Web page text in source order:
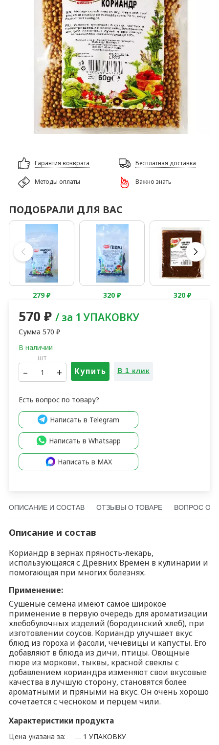
Гарантия возврата Бесплатная доставка
Методы оплаты Важно знать
ПОДОБРАЛИ ДЛЯ ВАС
279₽ 320₽ 320₽
570 ₽ / за 1 УПАКОВКУ
Сумма 570 ₽
шт
– + Купить В 1 клик
Есть вопрос по товару?
Написать в Telegram
Написать в Whatsapp
Написать в MAX
ОПИСАНИЕ И СОСТАВ ОТЗЫВЫ О ТОВАРЕ ВОПРОС О
Описание и состав
Кориандр в зернах пряность-лекарь,
использующаяся с Древних Времен в кулинарии и
помогающая при многих болезнях.
Применение:
Сушеные семена имеют самое широкое
применение в первую очередь для ароматизации
хлебобулочных изделий (бородинский хлеб), при
изготовлении соусов. Кориандр улучшает вкус
блюд из гороха и фасоли, чечевицы и капусты. Его
добавляют в блюда из дичи, птицы. Овощные
пюре из моркови, тыквы, красной свеклы с
добавлением кориандра изменяют свои вкусовые
качества в лучшую сторону, становятся более
ароматными и пряными на вкус. Он очень хорошо
сочетается с чесноком и перцем чили.
Характеристики продукта
Цена указана за:
1 УПАКОВКУ